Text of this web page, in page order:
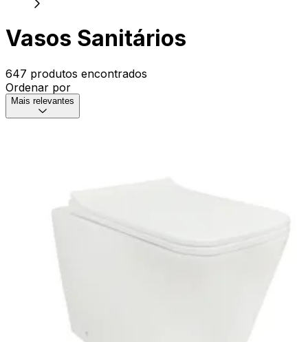
Vasos Sanitários
647 produtos encontrados
Ordenar por
Mais relevantes